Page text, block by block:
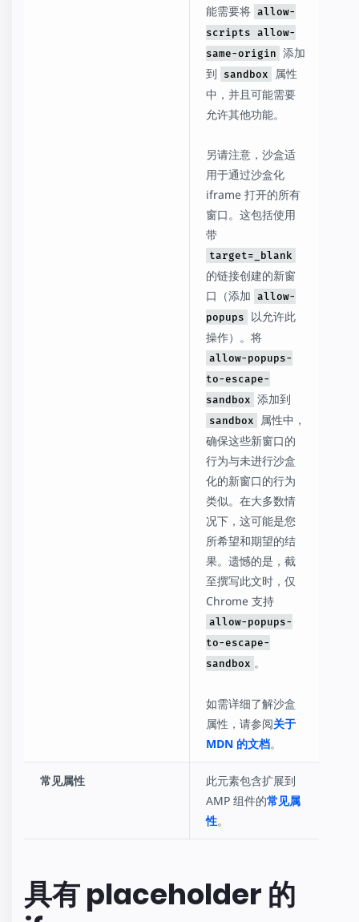
能需要将 allow-
scripts allow-
same-origin 添加
到
sandbox
属性
中，并且可能需要
允许其他功能。
另请注意，沙盒适
用于通过沙盒化
iframe 打开的所有
窗口。这包括使用
带
target=_blank
的链接创建的新窗
口（添加 allow-
popups
以允许此
操作）。将
allow-popups-
to-escape-
sandbox 添加到
sandbox
属性中，
确保这些新窗口的
行为与未进行沙盒
化的新窗口的行为
类似。在大多数情
况下，这可能是您
所希望和期望的结
果。遗憾的是，截
至撰写此文时，仅
Chrome 支持
allow-popups-
to-escape-
sandbox 。
如需详细了解沙盒
属性，请参阅关于
MDN 的文档。
常见属性
此元素包含扩展到
AMP 组件的常见属
性。
具有 placeholder 的